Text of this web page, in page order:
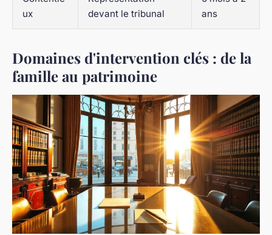
ux
devant le tribunal
ans
Domaines d'intervention clés : de la
famille au patrimoine